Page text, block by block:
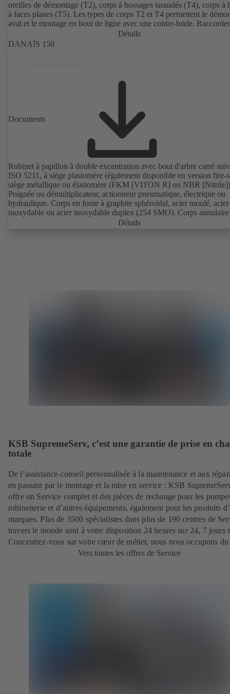
oreilles de démontage (T2), corps à bossages taraudés (T4), corps à
à faces planes (T5). Les types de corps T2 et T4 permettent le
aval et le montage en bout de ligne avec une contre-bride.
Détails
DANAÏS 150
Documents
Robinet à papillon à double excentration avec bout d'arbre carré
ISO 5211, à siège plastomère (également disponible en version fire-
siège métallique ou élastomère (FKM [VITON R] ou NBR
Poignée ou démultiplicateur, actionneur pneumatique, électrique ou
hydraulique. Corps en fonte à graphite sphéroïdal, acier moulé, acier
inoxydable ou acier inoxydable duplex (254 SMO). Corps
corps à bossages taraudés (T4), T4 utilisable en démontage aval et
Détails
KSB SupremeServ, c’est une garantie de prise en
totale
De l’assistance-conseil personnalisée à la maintenance et aux
en passant par le montage et la mise en service : KSB
offre un Service complet et des pièces de rechange pour les
robinetterie et d’autres équipements, également pour les produits
marques. Plus de 3500 spécialistes dans plus de 190 centres de
travers le monde sont à votre disposition 24 heures sur 24, 7 jours
Concentrez-vous sur votre cœur de métier, nous nous occupons du
Vers toutes les offres de Service